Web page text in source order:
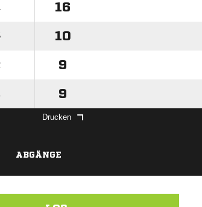
16
10
9
9
Drucken
ABGÄNGE